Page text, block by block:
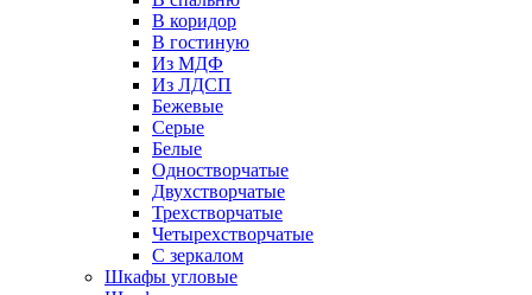
В коридор
В гостиную
Из МДФ
Из ЛДСП
Бежевые
Серые
Белые
Одностворчатые
Двухстворчатые
Трехстворчатые
Четырехстворчатые
С зеркалом
Шкафы угловые